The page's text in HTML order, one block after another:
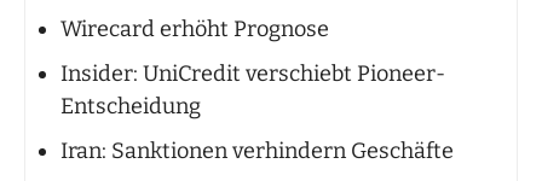
Wirecard erhöht Prognose
Insider: UniCredit verschiebt Pioneer-
Entscheidung
Iran: Sanktionen verhindern Geschäfte